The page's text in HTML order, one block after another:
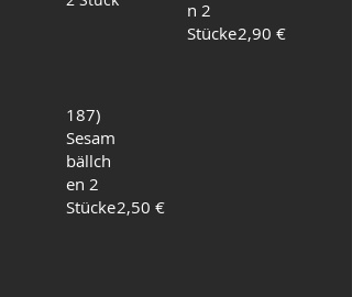
n 2
Stücke2,90 €
187)
Sesam
bällch
en 2
Stücke2,50 €